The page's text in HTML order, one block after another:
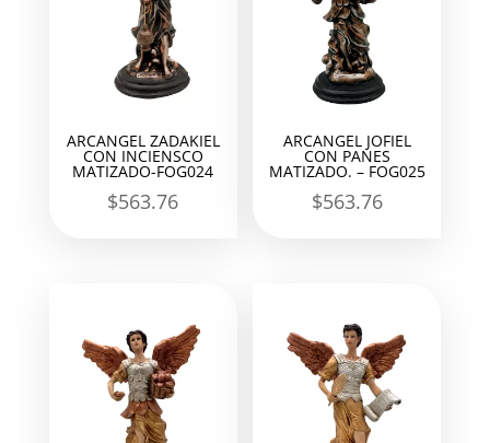
ARCANGEL ZADAKIEL
CON INCIENSCO
MATIZADO-FOG024
$563.76
ARCANGEL JOFIEL
CON PANES
MATIZADO. – FOG025
$563.76